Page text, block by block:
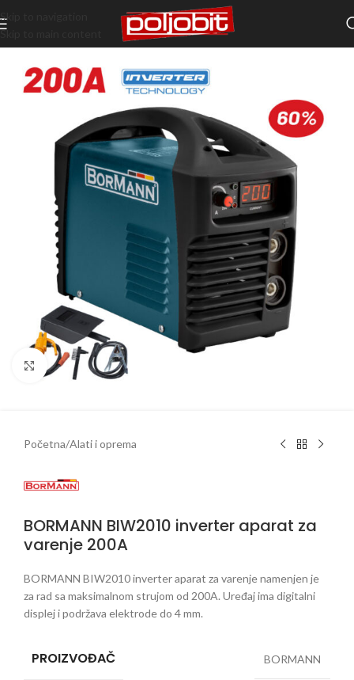
Skip to navigation
Skip to main content
Klikni da uveličaš
Početna/Alati i oprema
BORMANN BIW2010 inverter aparat za
varenje 200A
BORMANN BIW2010 inverter aparat za varenje namenjen je
za rad sa maksimalnom strujom od 200A. Uređaj ima digitalni
displej i podržava elektrode do 4 mm.
PROIZVOĐAČ BORMANN